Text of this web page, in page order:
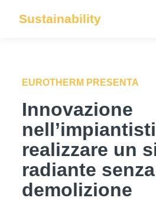
Sustainability
EUROTHERM PRESENTA
Innovazione
realizzare un
radiante senza
demolizione